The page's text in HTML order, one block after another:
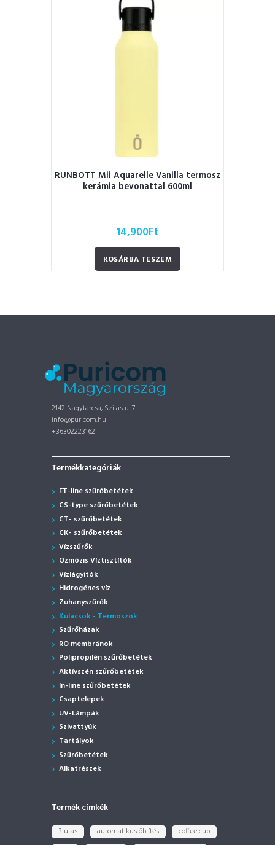
RUNBOTT Mii Aquarelle Vanilla termosz
kerámia bevonattal 600ml
14,900Ft
KOSÁRBA TESZEM
2142 Nagytarcsa, Szilas u. 7.
info@puricom.hu
+36302223162
Termékkategóriák
FT-line szűrőbetétek
CS-type szűrőbetétek
CT- szűrőbetétek
CK- szűrőbetétek
Vízszűrők
Ozmózis Víztisztítók
Vízlágyítók
Hidrogénes víz
Zuhanyszűrők
Kulacsok - Termoszok
Szűrőházak
RO membránok
Polipropilén szűrőbetétek
Aktívszén szűrőbetétek
In-line szűrőbetétek
Csaptelepek
UV-Lámpák
Szivattyúk
Tartályok
Szűrőbetétek
Alkatrészek
Termék címkék
3 utas automatikus öblítés
coffee cup